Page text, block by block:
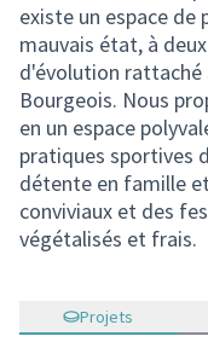
existe un espace de
mauvais état, à
d'évolution rattaché
Bourgeois. Nous
en un espace
pratiques sportives
détente en famille
conviviaux et des
végétalisés et frais.
Projets